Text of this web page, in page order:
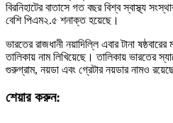
বিরনিহাটের বাতাসে গত বছর বিশ্ব স্বাস্থ্য
বেশি পিএম২.৫ শনাক্ত হয়েছে।
ভারতের রাজধানী নয়াদিল্লি এবার টানা
তালিকায় নাম লিখিয়েছে। তালিকায় ভারতের
গুরুগ্রাম, নয়ডা এবং গ্রেটার নয়ডার নামও
শেয়ার করুন: